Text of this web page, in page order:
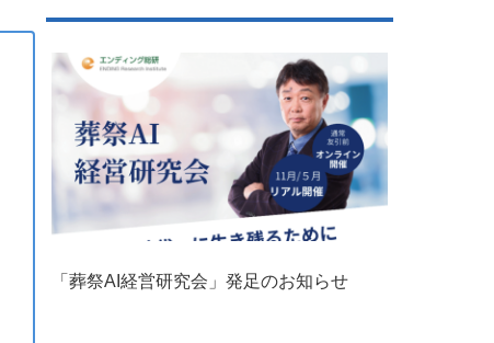
「葬祭AI経営研究会」発足のお知らせ